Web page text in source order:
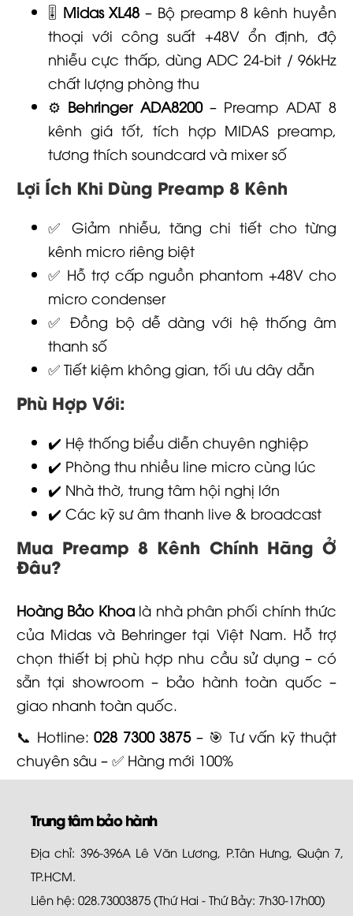
🎚️ Midas XL48 – Bộ preamp 8 kênh huyền
thoại với công suất +48V ổn định, độ
nhiễu cực thấp, dùng ADC 24-bit / 96kHz
chất lượng phòng thu
⚙️ Behringer ADA8200– Preamp ADAT 8
kênh giá tốt, tích hợp MIDAS preamp,
tương thích soundcard và mixer số
Lợi Ích Khi Dùng Preamp 8 Kênh
✅ Giảm nhiễu, tăng chi tiết cho từng
kênh micro riêng biệt
✅ Hỗ trợ cấp nguồn phantom +48V cho
micro condenser
✅ Đồng bộ dễ dàng với hệ thống âm
thanh số
✅ Tiết kiệm không gian, tối ưu dây dẫn
Phù Hợp Với:
✔️ Hệ thống biểu diễn chuyên nghiệp
✔️ Phòng thu nhiều line micro cùng lúc
✔️ Nhà thờ, trung tâm hội nghị lớn
✔️ Các kỹ sư âm thanh live & broadcast
Mua Preamp 8 Kênh Chính Hãng Ở
Đâu?
Hoàng Bảo Khoalà nhà phân phối chính thức
của Midas và Behringer tại Việt Nam. Hỗ trợ
chọn thiết bị phù hợp nhu cầu sử dụng – có
sẵn tại showroom – bảo hành toàn quốc –
giao nhanh toàn quốc.
📞 Hotline:028 7300 3875– 🎯 Tư vấn kỹ thuật
chuyên sâu – ✅ Hàng mới 100%
Trung tâm bảo hành
Địa chỉ: 396-396A Lê Văn Lương, P.Tân Hưng, Quận 7,
TP.HCM.
Liên hệ: 028.73003875 (Thứ Hai - Thứ Bảy: 7h30-17h00)